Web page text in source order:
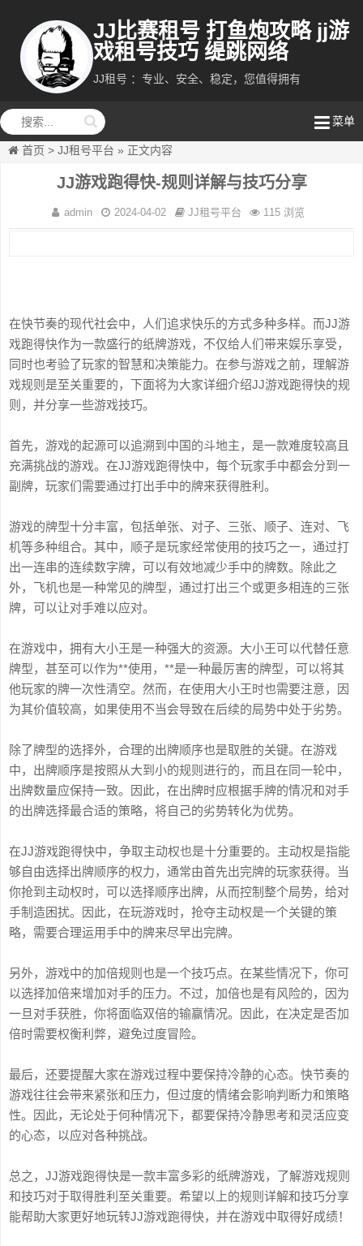
JJ比赛租号 打鱼炮攻略 jj游
戏租号技巧 缇跳网络
JJ租号 ：专业、安全、稳定，您值得拥有
菜单
首页 > JJ租号平台 » 正文内容
JJ游戏跑得快-规则详解与技巧分享
admin 2024-04-02 JJ租号平台 115 浏览
在快节奏的现代社会中，人们追求快乐的方式多种多样。而JJ游
戏跑得快作为一款盛行的纸牌游戏，不仅给人们带来娱乐享受，
同时也考验了玩家的智慧和决策能力。在参与游戏之前，理解游
戏规则是至关重要的，下面将为大家详细介绍JJ游戏跑得快的规
则，并分享一些游戏技巧。
首先，游戏的起源可以追溯到中国的斗地主，是一款难度较高且
充满挑战的游戏。在JJ游戏跑得快中，每个玩家手中都会分到一
副牌，玩家们需要通过打出手中的牌来获得胜利。
游戏的牌型十分丰富，包括单张、对子、三张、顺子、连对、飞
机等多种组合。其中，顺子是玩家经常使用的技巧之一，通过打
出一连串的连续数字牌，可以有效地减少手中的牌数。除此之
外，飞机也是一种常见的牌型，通过打出三个或更多相连的三张
牌，可以让对手难以应对。
在游戏中，拥有大小王是一种强大的资源。大小王可以代替任意
牌型，甚至可以作为**使用，**是一种最厉害的牌型，可以将其
他玩家的牌一次性清空。然而，在使用大小王时也需要注意，因
为其价值较高，如果使用不当会导致在后续的局势中处于劣势。
除了牌型的选择外，合理的出牌顺序也是取胜的关键。在游戏
中，出牌顺序是按照从大到小的规则进行的，而且在同一轮中，
出牌数量应保持一致。因此，在出牌时应根据手牌的情况和对手
的出牌选择最合适的策略，将自己的劣势转化为优势。
在JJ游戏跑得快中，争取主动权也是十分重要的。主动权是指能
够自由选择出牌顺序的权力，通常由首先出完牌的玩家获得。当
你抢到主动权时，可以选择顺序出牌，从而控制整个局势，给对
手制造困扰。因此，在玩游戏时，抢夺主动权是一个关键的策
略，需要合理运用手中的牌来尽早出完牌。
另外，游戏中的加倍规则也是一个技巧点。在某些情况下，你可
以选择加倍来增加对手的压力。不过，加倍也是有风险的，因为
一旦对手获胜，你将面临双倍的输赢情况。因此，在决定是否加
倍时需要权衡利弊，避免过度冒险。
最后，还要提醒大家在游戏过程中要保持冷静的心态。快节奏的
游戏往往会带来紧张和压力，但过度的情绪会影响判断力和策略
性。因此，无论处于何种情况下，都要保持冷静思考和灵活应变
的心态，以应对各种挑战。
总之，JJ游戏跑得快是一款丰富多彩的纸牌游戏，了解游戏规则
和技巧对于取得胜利至关重要。希望以上的规则详解和技巧分享
能帮助大家更好地玩转JJ游戏跑得快，并在游戏中取得好成绩！